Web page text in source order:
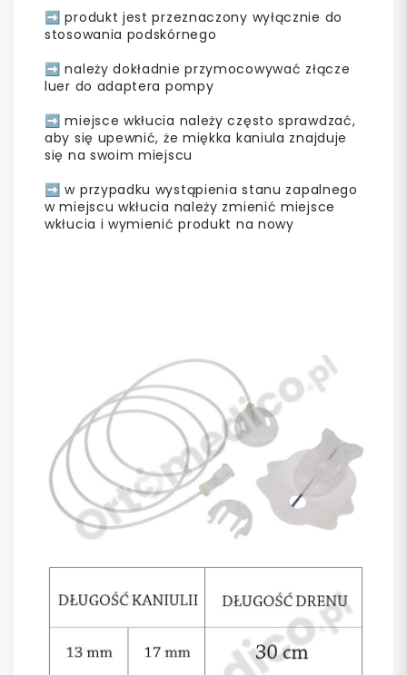
➡️ produkt jest przeznaczony wyłącznie do
stosowania podskórnego
➡️ należy dokładnie przymocowywać złącze
luer do adaptera pompy
➡️ miejsce wkłucia należy często sprawdzać,
aby się upewnić, że miękka kaniula znajduje
się na swoim miejscu
➡️ w przypadku wystąpienia stanu zapalnego
w miejscu wkłucia należy zmienić miejsce
wkłucia i wymienić produkt na nowy